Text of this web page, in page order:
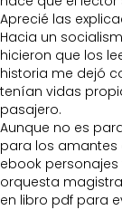
Aprecié las
Hacia un
hicieron que los
historia me dejó
tenían vidas
pasajero.
Aunque no es
para los
ebook
orquesta
en libro pdf para